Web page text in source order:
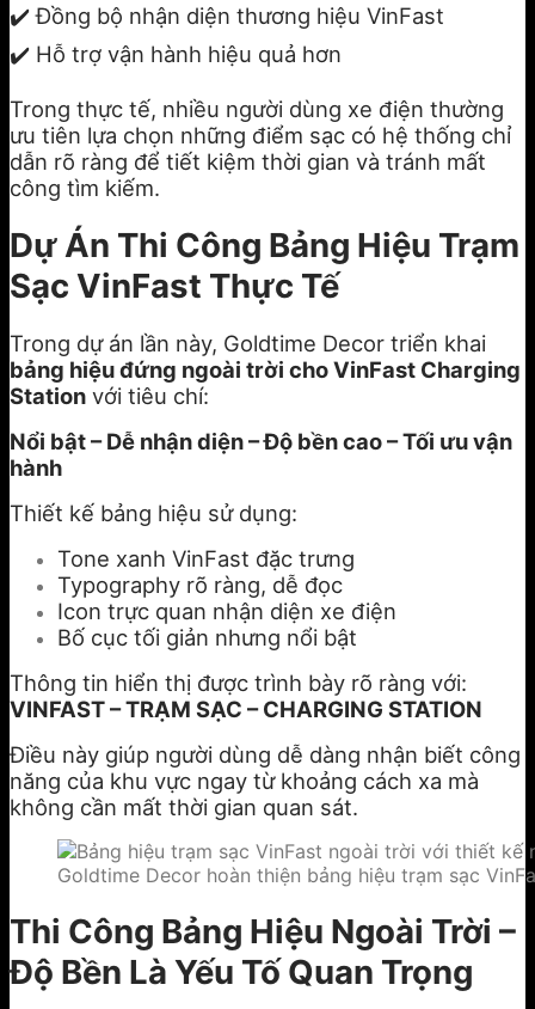
✔️ Đồng bộ nhận diện thương hiệu VinFast
✔️ Hỗ trợ vận hành hiệu quả hơn
Trong thực tế, nhiều người dùng xe điện thường
ưu tiên lựa chọn những điểm sạc có hệ thống chỉ
dẫn rõ ràng để tiết kiệm thời gian và tránh mất
công tìm kiếm.
Dự Án Thi Công Bảng Hiệu Trạm
Sạc VinFast Thực Tế
Trong dự án lần này, Goldtime Decor triển khai
bảng hiệu đứng ngoài trời cho VinFast Charging
Station với tiêu chí:
Nổi bật – Dễ nhận diện – Độ bền cao – Tối ưu vận
hành
Thiết kế bảng hiệu sử dụng:
Tone xanh VinFast đặc trưng
Typography rõ ràng, dễ đọc
Icon trực quan nhận diện xe điện
Bố cục tối giản nhưng nổi bật
Thông tin hiển thị được trình bày rõ ràng với:
VINFAST – TRẠM SẠC – CHARGING STATION
Điều này giúp người dùng dễ dàng nhận biết công
năng của khu vực ngay từ khoảng cách xa mà
không cần mất thời gian quan sát.
Goldtime Decor hoàn thiện bảng hiệu trạm sạc
Thi Công Bảng Hiệu Ngoài Trời –
Độ Bền Là Yếu Tố Quan Trọng